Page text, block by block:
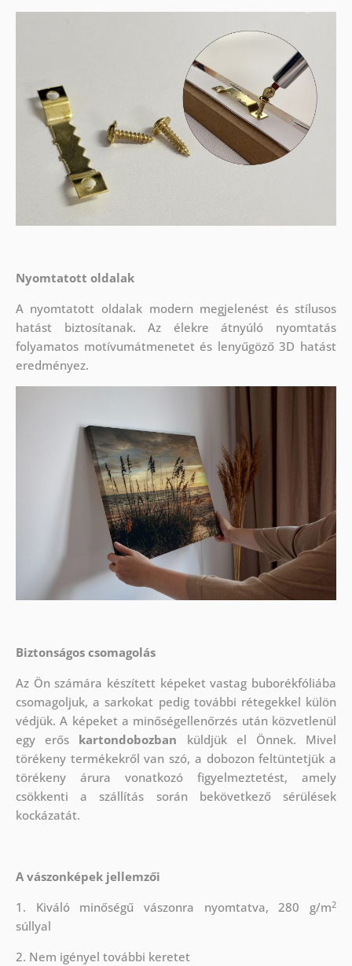
Nyomtatott oldalak
A nyomtatott oldalak modern megjelenést és stílusos
hatást biztosítanak. Az élekre átnyúló nyomtatás
folyamatos motívumátmenetet és lenyűgöző 3D hatást
eredményez.
Biztonságos csomagolás
Az Ön számára készített képeket vastag buborékfóliába
csomagoljuk, a sarkokat pedig további rétegekkel külön
védjük.A képeket a minőségellenőrzés után közvetlenül
egy erős kartondobozban küldjük el Önnek. Mivel
törékeny termékekről van szó, a dobozon feltüntetjük a
törékeny árura vonatkozó figyelmeztetést, amely
csökkenti a szállítás során bekövetkező sérülések
kockázatát.
A vászonképek jellemzői
1. Kiváló minőségű vászonra nyomtatva, 280 g/m2
súllyal
2. Nem igényel további keretet